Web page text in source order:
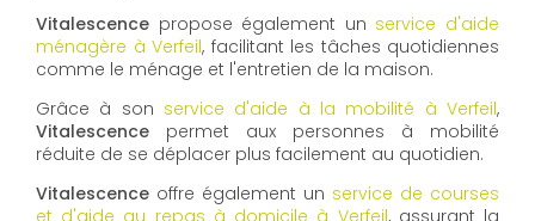
Vitalescence propose également un service d'aide
ménagère à Verfeil, facilitant les tâches quotidiennes
comme le ménage et l'entretien de la maison.
Grâce à son service d'aide à la mobilité à Verfeil,
Vitalescence permet aux personnes à mobilité
réduite de se déplacer plus facilement au quotidien.
Vitalescence offre également un service de courses
et d'aide au repas à domicile à Verfeil, assurant la